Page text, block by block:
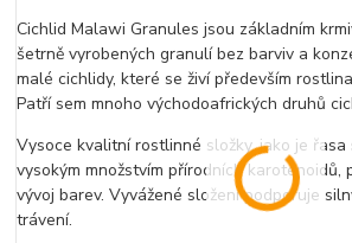
Cichlid Malawi Granules jsou základním
šetrně vyrobených granulí bez barviv a
malé cichlidy, které se živí především
Patří sem mnoho východoafrických druhů
Vysoce kvalitní rostlinné složky, jako je
vysokým množstvím přírodních karotenoidů,
vývoj barev. Vyvážené složení podporuje
trávení.